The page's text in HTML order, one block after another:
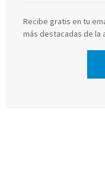
Recibe gratis en tu
más destacadas de la